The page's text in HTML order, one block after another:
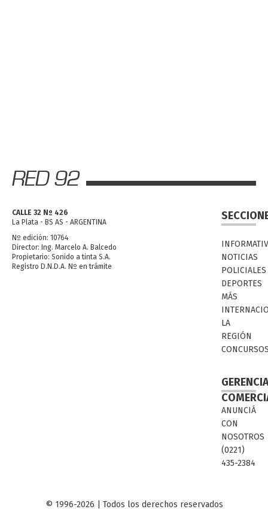
CALLE 32 Nº 426
La Plata - BS AS - ARGENTINA
Nº edición: 10764
Director: Ing. Marcelo A. Balcedo
Propietario: Sonido a tinta S.A.
Registro D.N.D.A. Nº en trámite
NOTICIAS
POLICIALES
DEPORTES
MÁS
LA
REGIÓN
ANUNCIÁ
CON
NOSOTROS
(0221)
435-2384
© 1996-2026 | Todos los derechos reservados